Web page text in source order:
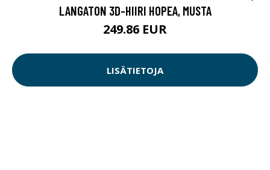
LANGATON 3D-HIIRI HOPEA, MUSTA
249.86 EUR
LISÄTIETOJA